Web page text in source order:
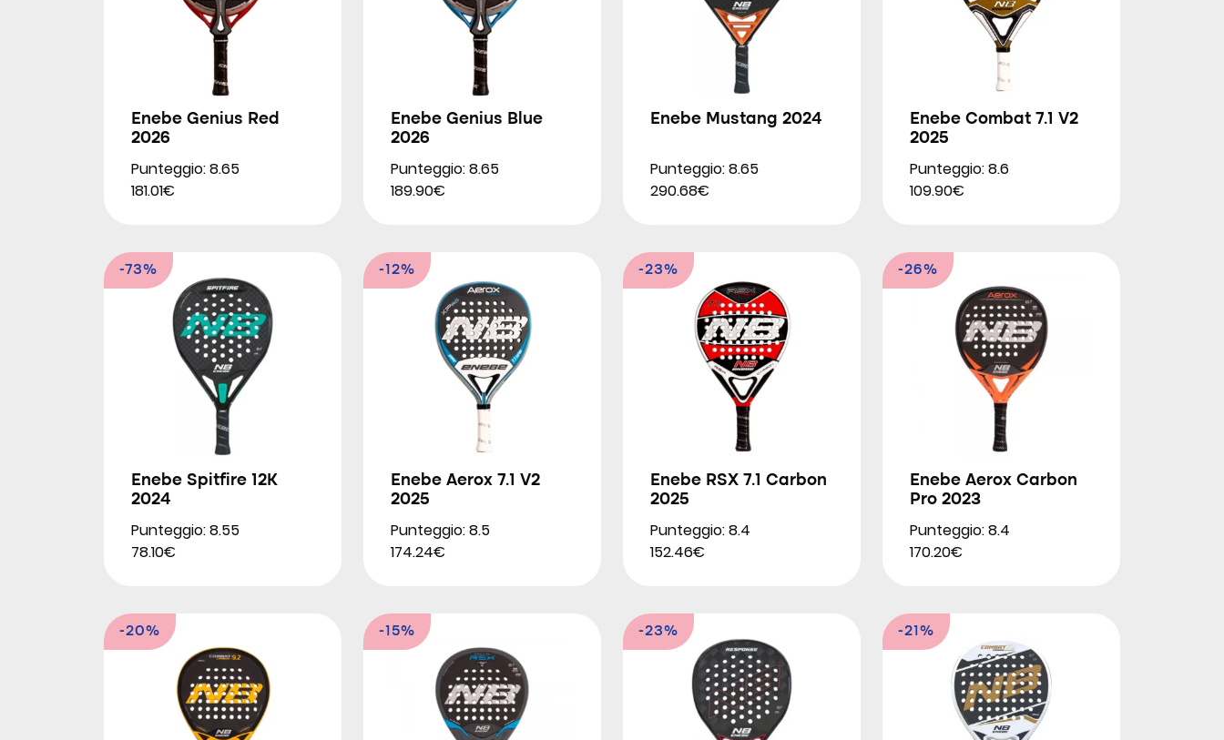
Enebe Genius Red
2026
Punteggio: 8.65
181.01€
Enebe Genius Blue
2026
Punteggio: 8.65
189.90€
Enebe Mustang 2024
Punteggio: 8.65
290.68€
Enebe Combat 7.1 V2
2025
Punteggio: 8.6
109.90€
-73%
Enebe Spitfire 12K
2024
Punteggio: 8.55
78.10€
-12%
Enebe Aerox 7.1 V2
2025
Punteggio: 8.5
174.24€
-23%
Enebe RSX 7.1 Carbon
2025
Punteggio: 8.4
152.46€
-26%
Enebe Aerox Carbon
Pro 2023
Punteggio: 8.4
170.20€
-20% -15% -23% -21%